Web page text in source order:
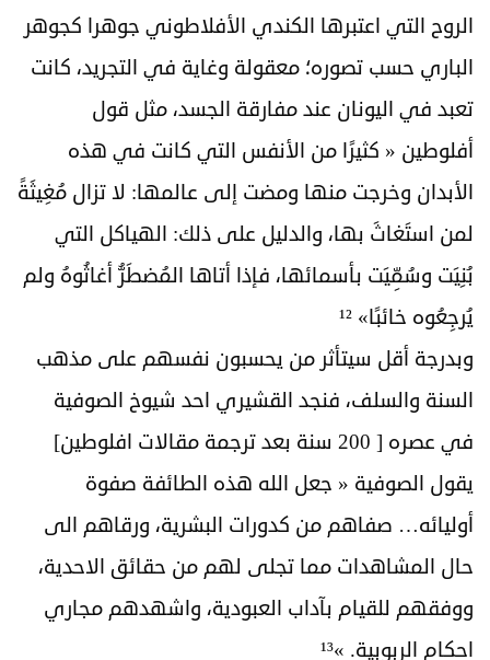
الروح التي اعتبرها الكندي الأفلاطوني جوهرا كجوهر
الباري حسب تصوره؛ معقولة وغاية في التجريد، كانت
تعبد في اليونان عند مفارقة الجسد، مثل قول
أفلوطين « كثيرًا من الأنفس التي كانت في هذه
الأبدان وخرجت منها ومضت إلى عالمها: لا تزال مُغِيثَةً
لمن استَغاثَ بها، والدليل على ذلك: الهياكل التي
بُنِيَت وسُمِّيَت بأسمائها، فإذا أتاها المُضطَرُّ أغاثُوهُ ولم
يُرجِعُوه خائبًا» ¹²
وبدرجة أقل سيتأثر من يحسبون نفسهم على مذهب
السنة والسلف، فنجد القشيري احد شيوخ الصوفية
في عصره [ 200 سنة بعد ترجمة مقالات افلوطين]
يقول الصوفية « جعل الله هذه الطائفة صفوة
أوليائه… صفاهم من كدورات البشرية، ورقاهم الى
حال المشاهدات مما تجلى لهم من حقائق الاحدية،
ووفقهم للقيام بآداب العبودية، واشهدهم مجاري
احكام الربوبية. »¹³